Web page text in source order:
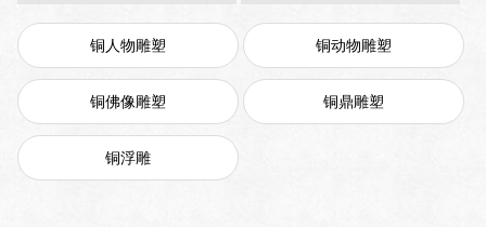
铜人物雕塑 铜动物雕塑
铜佛像雕塑 铜鼎雕塑
铜浮雕